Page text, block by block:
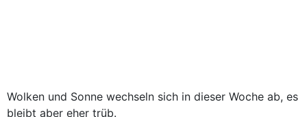
Wolken und Sonne wechseln sich in dieser Woche ab, es
bleibt aber eher trüb.